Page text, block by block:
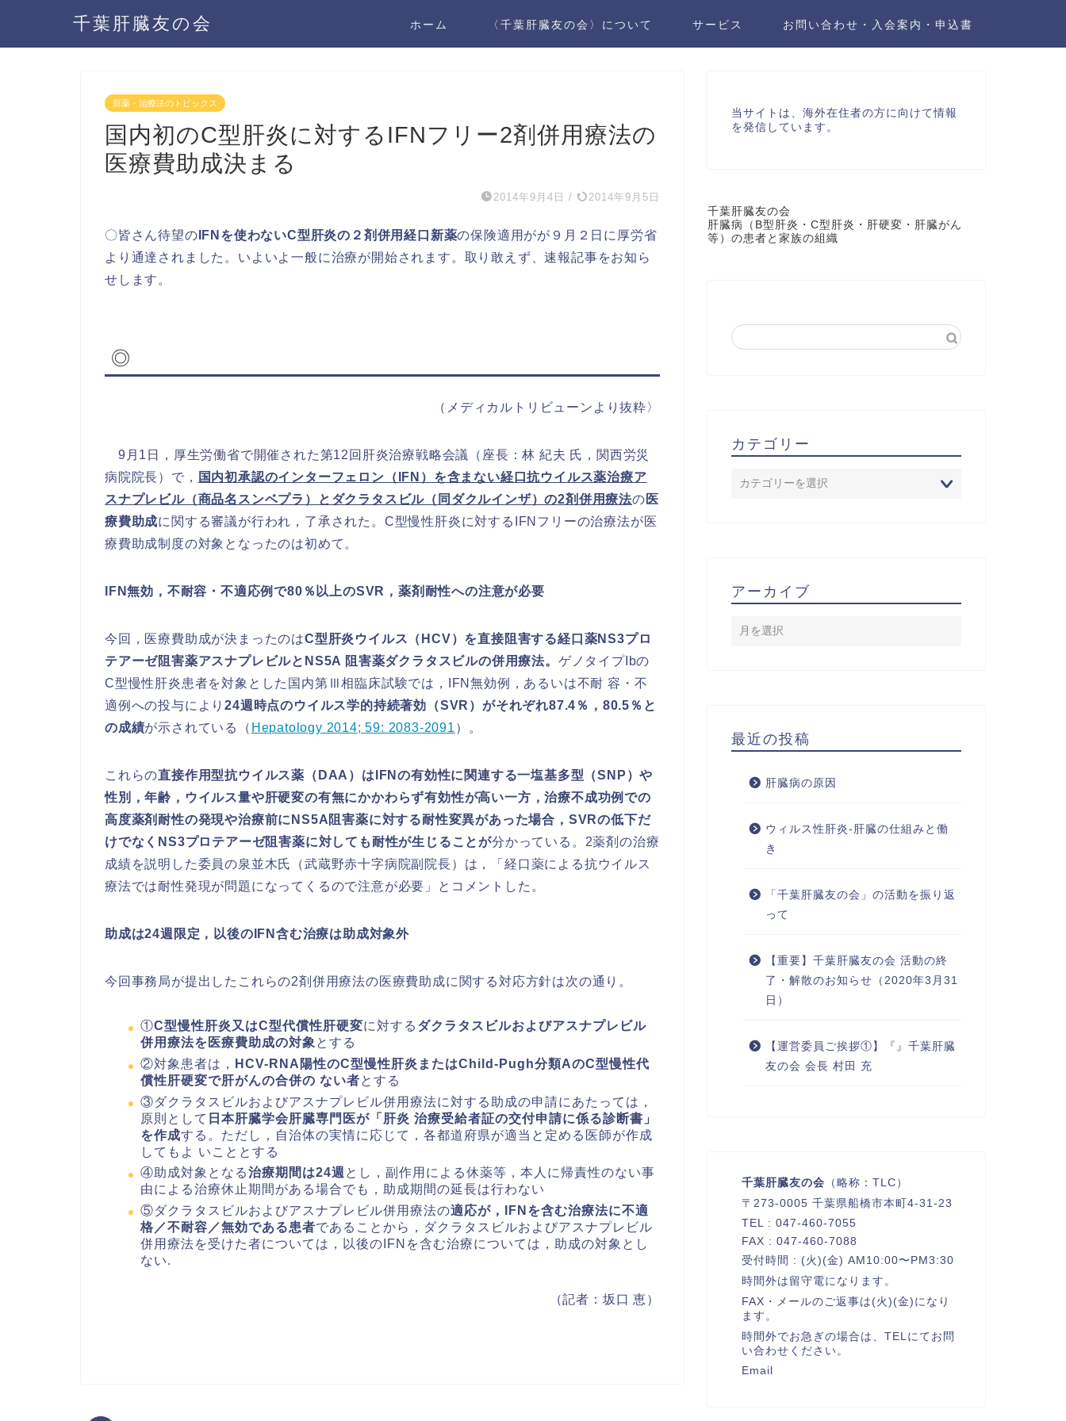
千葉肝臓友の会 ホーム 〈千葉肝臓友の会〉について サービス お問い合わせ・入会案内・申込書
新薬・治療法のトピックス
国内初のC型肝炎に対するIFNフリー2剤併用療法の
医療費助成決まる
2014年9月4日 / 2014年9月5日
〇皆さん待望の IFNを使わないC型肝炎の２剤併用経口新薬の保険適用がが９月２日に厚労省
より通達されました。いよいよ一般に治療が開始されます。取り敢えず、速報記事をお知ら
せします。
◎
（メディカルトリビューンより抜粋〉
9月1日，厚生労働省で開催された第12回肝炎治療戦略会議（座長：林 紀夫 氏，関西労災
病院院長）で，
国内初承認のインターフェロン（IFN）を含まない経口抗ウイルス薬治療ア
スナプレビル（商品名スンベプラ）とダクラタスビル（同ダクルインザ）の2剤併用療法の 医
療費助成に関する審議が行われ，了承された。C型慢性肝炎に対するIFNフリーの治療法が医
療費助成制度の対象となったのは初めて。
IFN無効，不耐容・不適応例で80 ％以上のSVR ，薬剤耐性への注意が必要
今回，医療費助成が決まったのはC型肝炎ウイルス（HCV）を直接阻害する経口薬NS3プロ
テアーゼ阻害薬アスナプレビルとNS5A 阻害薬ダクラタスビルの併用療法。 ゲノタイプIbの
C型慢性肝炎患者を対象とした国内第Ⅲ相臨床試験では，IFN無効例，あるいは不耐 容・不
適例への投与により24週時点のウイルス学的持続著効（SVR）がそれぞれ87.4％，80.5％と
の成績が示されている（ Hepatology 2014; 59: 2083-2091 ）。
これらの直接作用型抗ウイルス薬（DAA）はIFNの有効性に関連する一塩基多型（SNP）や
性別，年齢，ウイルス量や肝硬変の有無にかかわらず有効性が高い一方，治療不成功例での
高度薬剤耐性の発現や治療前にNS5A阻害薬に対する耐性変異があった場合，SVRの低下だ
けでなくNS3プロテアーゼ阻害薬に対しても耐性が生じることが分かっている。2薬剤の治療
成績を説明した委員の泉並木氏（武蔵野赤十字病院副院長）は，「経口薬による抗ウイルス
療法では耐性発現が問題になってくるので注意が必要」とコメントした。
助成は24週限定，以後のIFN含む治療は助成対象外
今回事務局が提出したこれらの2剤併用療法の医療費助成に関する対応方針は次の通り。
①C型慢性肝炎又はC型代償性肝硬変に対する ダクラタスビルおよびアスナプレビル
併用療法を医療費助成の対象 とする
②対象患者は，
HCV-RNA陽性のC型慢性肝炎またはChild-Pugh分類AのC型慢性代
償性肝硬変で肝がんの合併の ない者とする
③ダクラタスビルおよびアスナプレビル併用療法に対する助成の申請にあたっては，
原則として 日本肝臓学会肝臓専門医が「肝炎 治療受給者証の交付申請に係る診断書」
を作成する。ただし，自治体の実情に応じて，各都道府県が適当と定める医師が作成
してもよ いこととする
④助成対象となる治療期間は24週 とし，副作用による休薬等，本人に帰責性のない事
由による治療休止期間がある場合でも，助成期間の延長は行わない
⑤ダクラタスビルおよびアスナプレビル併用療法の適応が，IFNを含む治療法に不適
格／不耐容／無効である患者であることから，ダクラタスビルおよびアスナプレビル
併用療法を受けた者については，以後のIFNを含む治療については，助成の対象とし
ない.
（記者：坂口 恵）
当サイトは、海外在住者の方に向けて情報
を発信しています。
千葉肝臓友の会
肝臓病（B型肝炎・C型肝炎・肝硬変・肝臓がん
等）の患者と家族の組織
カテゴリー
アーカイブ
最近の投稿
肝臓病の原因
ウィルス性肝炎-肝臓の仕組みと働
き
「千葉肝臓友の会」の活動を振り返
って
【重要】千葉肝臓友の会 活動の終
了・解散のお知らせ（2020年3月31
日）
【運営委員ご挨拶①】『』千葉肝臓
友の会 会長 村田 充
千葉肝臓友の会 （略称：TLC）
〒273-0005 千葉県船橋市本町4-31-23
TEL : 047-460-7055
FAX : 047-460-7088
受付時間 : (火)(金) AM10:00〜PM3:30
時間外は留守電になります。
FAX・メールのご返事は(火)(金)になり
ます。
時間外でお急ぎの場合は、TELにてお問
い合わせください。
Email